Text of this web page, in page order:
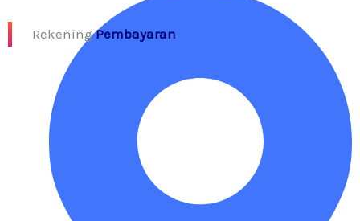
RekeningPembayaran